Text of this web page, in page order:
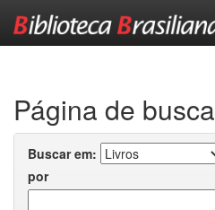
Página de busca
Buscar em:
por